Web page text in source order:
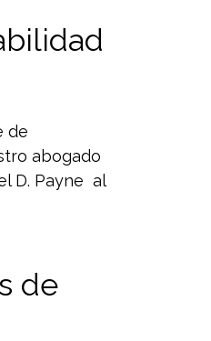
de
abogado
D. Payne al
de